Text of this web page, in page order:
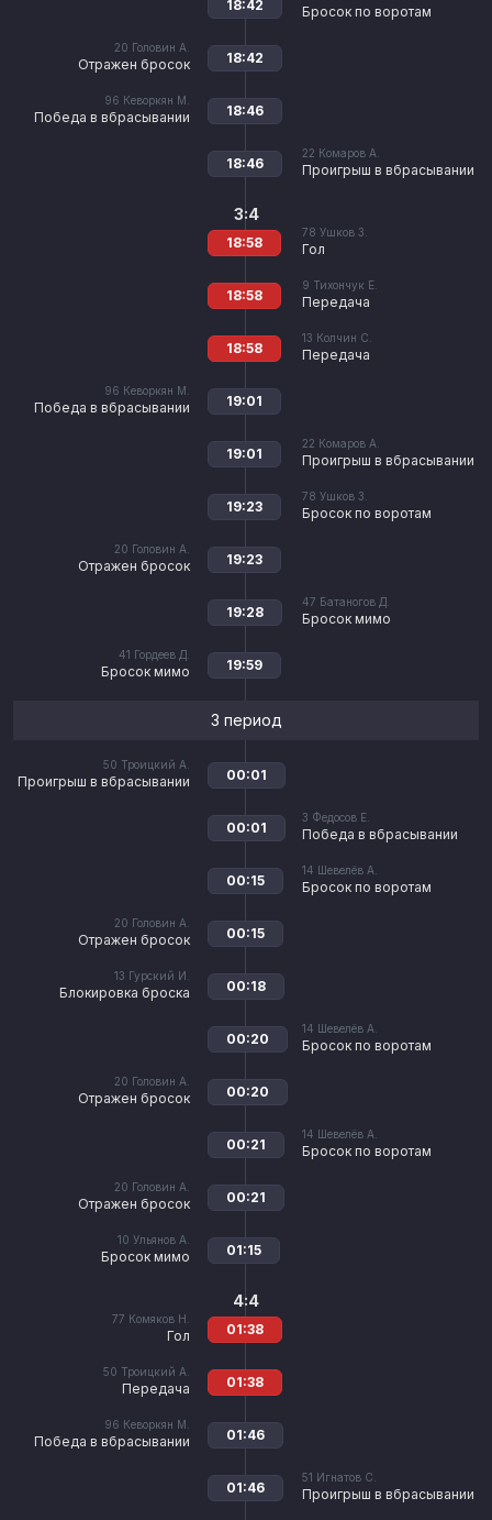
Бросок по воротам
18:42
20 Головин А.
Отражен бросок 18:42
96 Кеворкян М.
Победа в вбрасывании 18:46
22 Комаров А.
Проигрыш в вбрасывании
18:46
78 Ушков З.
Гол
3:4
18:58
9 Тихончук Е.
Передача
18:58
13 Колчин С.
Передача
18:58
96 Кеворкян М.
Победа в вбрасывании 19:01
22 Комаров А.
Проигрыш в вбрасывании
19:01
78 Ушков З.
Бросок по воротам
19:23
20 Головин А.
Отражен бросок 19:23
47 Батаногов Д.
Бросок мимо
19:28
41 Гордеев Д.
Бросок мимо 19:59
3 период
50 Троицкий А.
Проигрыш в вбрасывании 00:01
3 Федосов Е.
Победа в вбрасывании
00:01
14 Шевелёв А.
Бросок по воротам
00:15
20 Головин А.
Отражен бросок 00:15
13 Гурский И.
Блокировка броска 00:18
14 Шевелёв А.
Бросок по воротам
00:20
20 Головин А.
Отражен бросок 00:20
14 Шевелёв А.
Бросок по воротам
00:21
20 Головин А.
Отражен бросок 00:21
10 Ульянов А.
Бросок мимо 01:15
77 Комяков Н.
Гол
4:4
01:38
50 Троицкий А.
Передача 01:38
96 Кеворкян М.
Победа в вбрасывании 01:46
51 Игнатов С.
Проигрыш в вбрасывании
01:46